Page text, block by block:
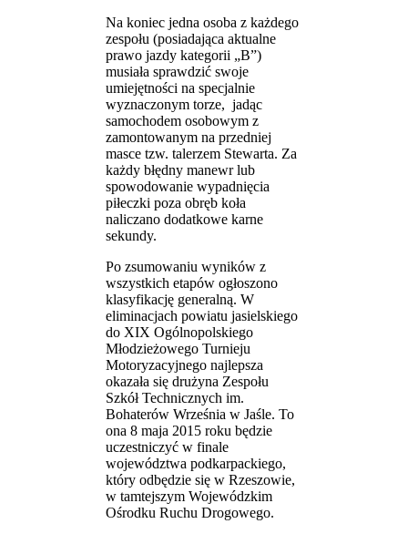
Na koniec jedna osoba z każdego
zespołu (posiadająca aktualne
prawo jazdy kategorii „B”)
musiała sprawdzić swoje
umiejętności na specjalnie
wyznaczonym torze, jadąc
samochodem osobowym z
zamontowanym na przedniej
masce tzw. talerzem Stewarta. Za
każdy błędny manewr lub
spowodowanie wypadnięcia
piłeczki poza obręb koła
naliczano dodatkowe karne
sekundy.
Po zsumowaniu wyników z
wszystkich etapów ogłoszono
klasyfikację generalną. W
eliminacjach powiatu jasielskiego
do XIX Ogólnopolskiego
Młodzieżowego Turnieju
Motoryzacyjnego najlepsza
okazała się drużyna Zespołu
Szkół Technicznych im.
Bohaterów Września w Jaśle. To
ona 8 maja 2015 roku będzie
uczestniczyć w finale
województwa podkarpackiego,
który odbędzie się w Rzeszowie,
w tamtejszym Wojewódzkim
Ośrodku Ruchu Drogowego.